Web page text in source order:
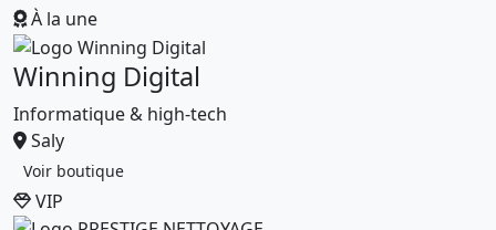
À la une
Winning Digital
Informatique & high-tech
Saly
Voir boutique
VIP